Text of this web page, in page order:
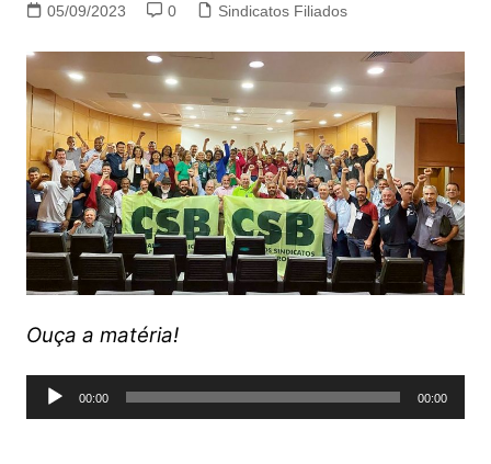
05/09/2023 0 Sindicatos Filiados
Ouça a matéria!
Tocador
de
00:00 00:00